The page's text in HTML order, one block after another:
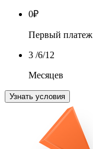
0₽
Первый платеж
3 /6/12
Месяцев
Узнать условия